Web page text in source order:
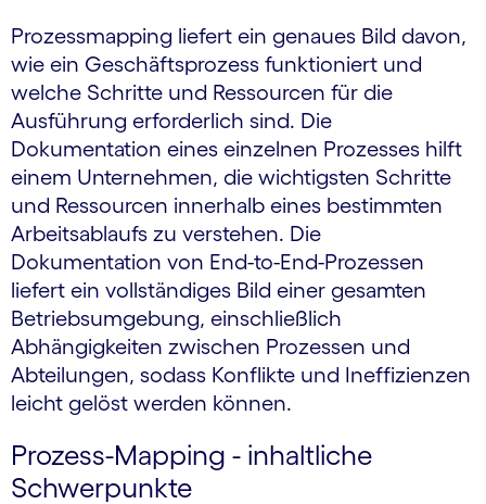
Prozessmapping liefert ein genaues Bild davon,
wie ein Geschäftsprozess funktioniert und
welche Schritte und Ressourcen für die
Ausführung erforderlich sind. Die
Dokumentation eines einzelnen Prozesses hilft
einem Unternehmen, die wichtigsten Schritte
und Ressourcen innerhalb eines bestimmten
Arbeitsablaufs zu verstehen. Die
Dokumentation von End-to-End-Prozessen
liefert ein vollständiges Bild einer gesamten
Betriebsumgebung, einschließlich
Abhängigkeiten zwischen Prozessen und
Abteilungen, sodass Konflikte und Ineffizienzen
leicht gelöst werden können.
Prozess-Mapping - inhaltliche
Schwerpunkte